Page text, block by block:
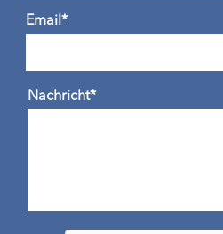
Email*
Nachricht*